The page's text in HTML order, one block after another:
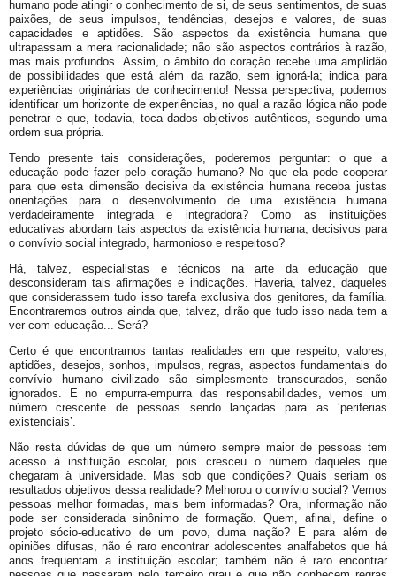
humano pode atingir o conhecimento de si, de seus sentimentos, de suas
paixões, de seus impulsos, tendências, desejos e valores, de suas
capacidades e aptidões. São aspectos da existência humana que
ultrapassam a mera racionalidade; não são aspectos contrários à razão,
mas mais profundos. Assim, o âmbito do coração recebe uma amplidão
de possibilidades que está além da razão, sem ignorá-la; indica para
experiências originárias de conhecimento! Nessa perspectiva, podemos
identificar um horizonte de experiências, no qual a razão lógica não pode
penetrar e que, todavia, toca dados objetivos autênticos, segundo uma
ordem sua própria.
Tendo presente tais considerações, poderemos perguntar: o que a
educação pode fazer pelo coração humano? No que ela pode cooperar
para que esta dimensão decisiva da existência humana receba justas
orientações para o desenvolvimento de uma existência humana
verdadeiramente integrada e integradora? Como as instituições
educativas abordam tais aspectos da existência humana, decisivos para
o convívio social integrado, harmonioso e respeitoso?
Há, talvez, especialistas e técnicos na arte da educação que
desconsideram tais afirmações e indicações. Haveria, talvez, daqueles
que considerassem tudo isso tarefa exclusiva dos genitores, da família.
Encontraremos outros ainda que, talvez, dirão que tudo isso nada tem a
ver com educação... Será?
Certo é que encontramos tantas realidades em que respeito, valores,
aptidões, desejos, sonhos, impulsos, regras, aspectos fundamentais do
convívio humano civilizado são simplesmente transcurados, senão
ignorados. E no empurra-empurra das responsabilidades, vemos um
número crescente de pessoas sendo lançadas para as ‘periferias
existenciais’.
Não resta dúvidas de que um número sempre maior de pessoas tem
acesso à instituição escolar, pois cresceu o número daqueles que
chegaram à universidade. Mas sob que condições? Quais seriam os
resultados objetivos dessa realidade? Melhorou o convívio social? Vemos
pessoas melhor formadas, mais bem informadas? Ora, informação não
pode ser considerada sinônimo de formação. Quem, afinal, define o
projeto sócio-educativo de um povo, duma nação? E para além de
opiniões difusas, não é raro encontrar adolescentes analfabetos que há
anos frequentam a instituição escolar; também não é raro encontrar